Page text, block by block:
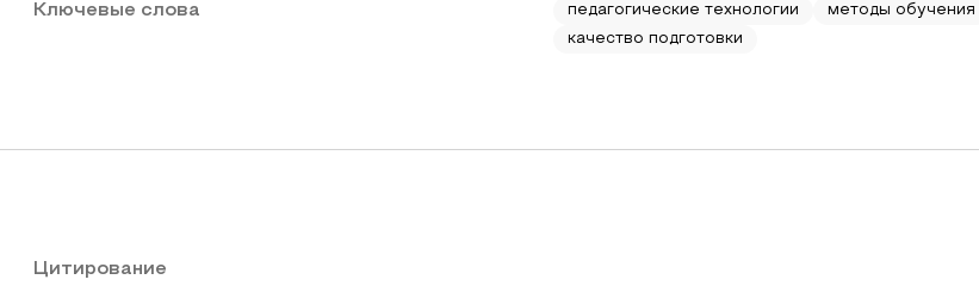
Ключевые слова педагогические технологии методы обучения
качество подготовки
Цитирование